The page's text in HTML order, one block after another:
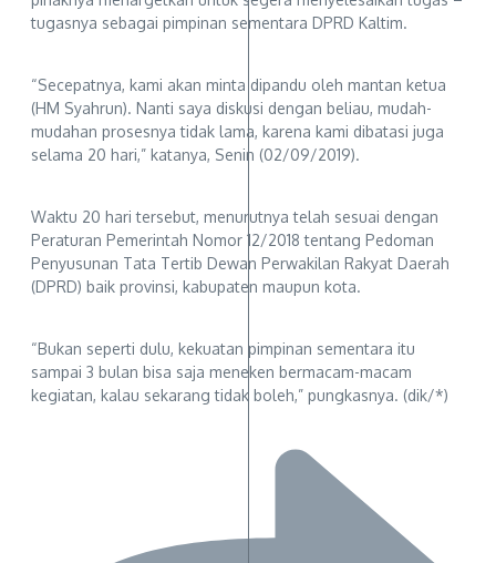
tugasnya sebagai pimpinan sementara DPRD Kaltim.
“Secepatnya, kami akan minta dipandu oleh mantan ketua
(HM Syahrun). Nanti saya diskusi dengan beliau, mudah-
mudahan prosesnya tidak lama, karena kami dibatasi juga
selama 20 hari,” katanya, Senin (02/09/2019).
Waktu 20 hari tersebut, menurutnya telah sesuai dengan
Peraturan Pemerintah Nomor 12/2018 tentang Pedoman
Penyusunan Tata Tertib Dewan Perwakilan Rakyat Daerah
(DPRD) baik provinsi, kabupaten maupun kota.
“Bukan seperti dulu, kekuatan pimpinan sementara itu
sampai 3 bulan bisa saja meneken bermacam-macam
kegiatan, kalau sekarang tidak boleh,” pungkasnya. (dik/*)